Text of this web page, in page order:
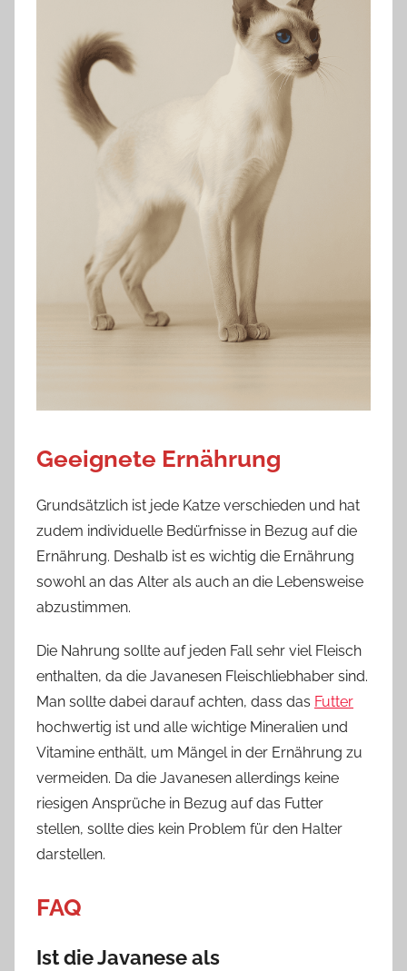
Geeignete Ernährung
Grundsätzlich ist jede Katze verschieden und hat
zudem individuelle Bedürfnisse in Bezug auf die
Ernährung. Deshalb ist es wichtig die Ernährung
sowohl an das Alter als auch an die Lebensweise
abzustimmen.
Die Nahrung sollte auf jeden Fall sehr viel Fleisch
enthalten, da die Javanesen Fleischliebhaber sind.
Man sollte dabei darauf achten, dass das Futter
hochwertig ist und alle wichtige Mineralien und
Vitamine enthält, um Mängel in der Ernährung zu
vermeiden. Da die Javanesen allerdings keine
riesigen Ansprüche in Bezug auf das Futter
stellen, sollte dies kein Problem für den Halter
darstellen.
FAQ
Ist die Javanese als